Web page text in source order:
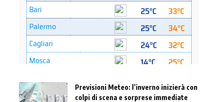
Previsioni Meteo: l’inverno inizierà con
colpi di scena e sorprese immediate